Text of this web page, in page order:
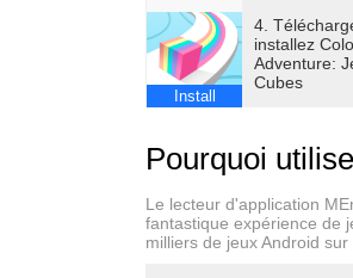
Install
4.
installez
Adventure:
Cubes
Pourquoi
Le lecteur d'application
fantastique expérience de
milliers de jeux Android